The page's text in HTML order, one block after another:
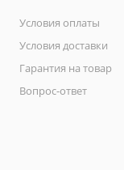
Условия оплаты
Условия доставки
Гарантия на товар
Вопрос-ответ